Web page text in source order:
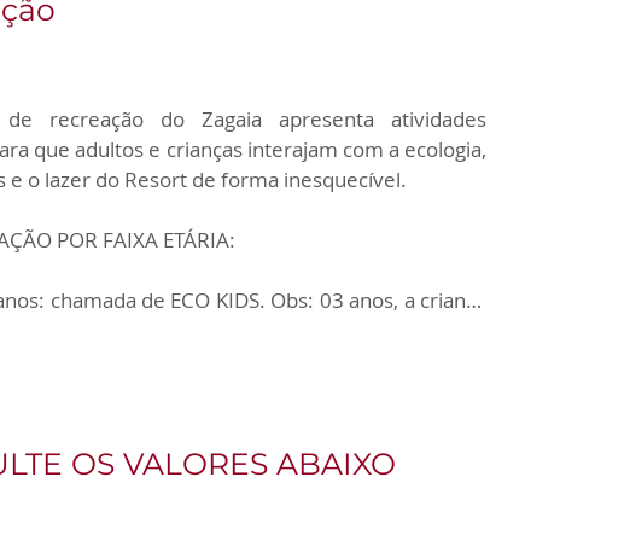
recreação do Zagaia apresenta atividades
que adultos e crianças interajam com a ecologia,
e o lazer do Resort de forma inesquecível.
POR FAIXA ETÁRIA:
chamada de ECO KIDS. Obs: 03 anos, a criança
e Adultos:
OS VALORES ABAIXO